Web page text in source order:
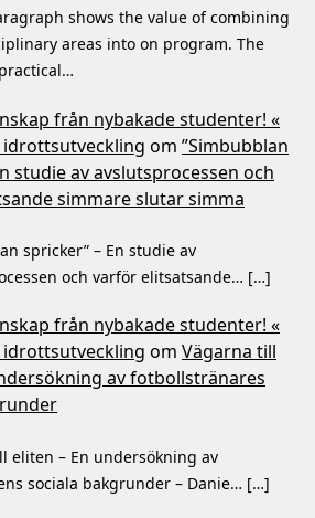
shows the value of combining
areas into on program. The
från nybakade studenter! «
om ”Simbubblan
studie av avslutsprocessen och
simmare slutar simma
spricker” – En studie av
och varför elitsatsande… […]
från nybakade studenter! «
om Vägarna till
av fotbollstränares
eliten – En undersökning av
sociala bakgrunder – Danie… […]